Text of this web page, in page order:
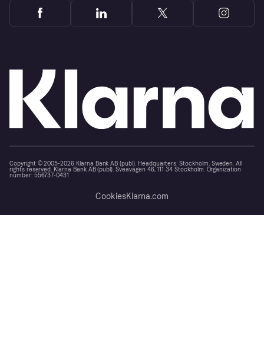
Copyright © 2005-2026 Klarna Bank AB (publ). Headquarters: Stockholm, Sweden. All
rights reserved. Klarna Bank AB (publ). Sveavägen 46, 111 34 Stockholm. Organization
number: 556737-0431
CookiesKlarna.com